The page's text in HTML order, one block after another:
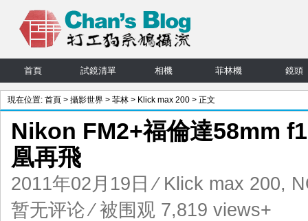
首頁 試鏡清單 相機 菲林機 鏡頭
現在位置: 首頁 > 攝影世界 > 菲林 > Klick max 200 > 正文
Nikon FM2+福倫達58mm
凰再飛
2011年02月19日 ⁄ Klick max 200,
暂无评论⁄ 被围观 7,819 views+